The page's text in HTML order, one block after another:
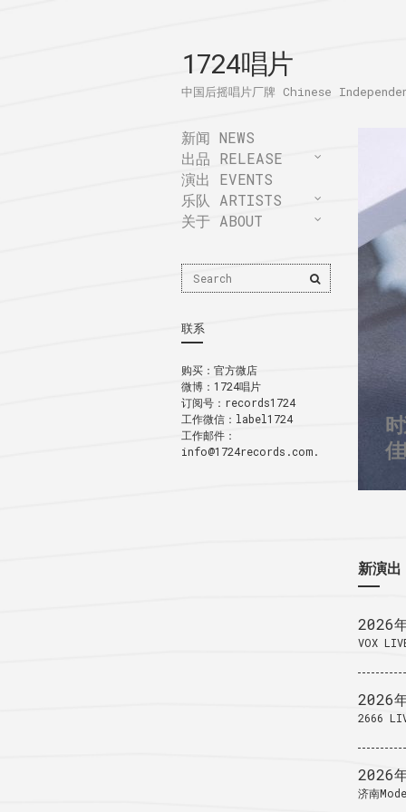
1724唱片
中国后摇唱片厂牌 Chinese
新闻 NEWS
出品 RELEASE
演出 EVENTS
乐队 ARTISTS
关于 ABOUT
Search
for:
Search
联系
购买： 官方微店
微博： 1724唱片
订阅号：records1724
工作微信：label1724
工作邮件：
info@1724records.com.
新演出
2026
VOX
2026
2666
2026
济南